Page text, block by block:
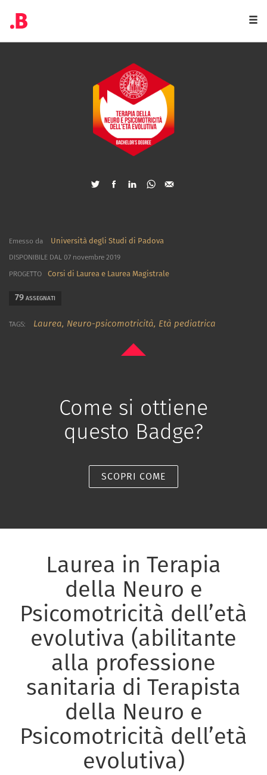
Emesso da Università degli Studi di Padova
DISPONIBILE DAL 07 novembre 2019
PROGETTO
Corsi di Laurea e Laurea Magistrale
79 ASSEGNATI
TAGS: Laurea, Neuro-psicomotricità, Età pediatrica
Come si ottiene
questo Badge?
SCOPRI COME
Laurea in Terapia
della Neuro e
Psicomotricità dell’età
evolutiva (abilitante
alla professione
sanitaria di Terapista
della Neuro e
Psicomotricità dell’età
evolutiva)